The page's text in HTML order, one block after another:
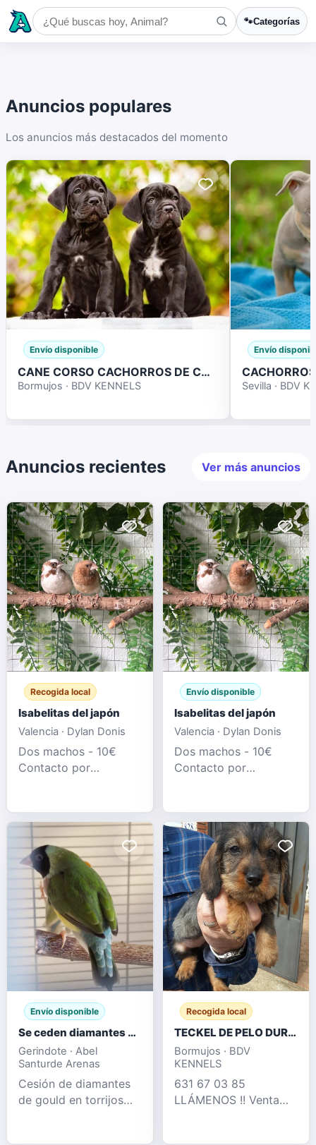
🐾Categorías
Anuncios populares
Los anuncios más destacados del momento
Envío disponible
CANE CORSO CACHORROS DE CALIDAD
Bormujos · BDV KENNELS
Envío
Sevilla · BDV
Anuncios recientes Ver más anuncios
Recogida local
Isabelitas del japón
Valencia · Dylan Donis
Dos machos - 10€
Contacto por
Envío disponible
Isabelitas del japón
Valencia · Dylan Donis
Dos machos - 10€
Contacto por
Envío disponible
Se ceden diamantes de Gould
Gerindote · Abel
Santurde Arenas
Cesión de diamantes
de gould en torrijos
Recogida local
TECKEL DE PELO DURO OFERTA DESDE 350 €
Bormujos · BDV
KENNELS
631 67 03 85
LLÁMENOS !! Venta